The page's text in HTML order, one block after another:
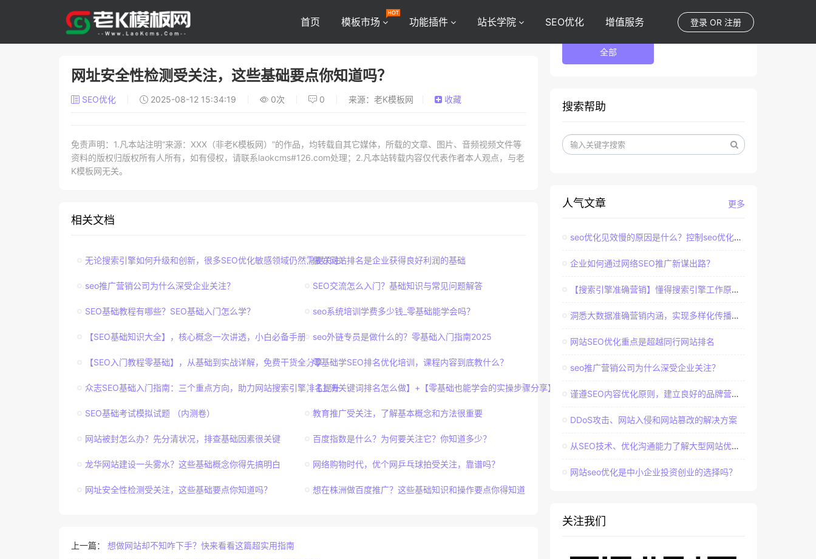
登录 OR 注册
首页 模板市场 功能插件 站长学院 SEO优化 增值服务
网址安全性检测受关注，这些基础要点你知道吗？
SEO优化 2025-08-12 15:34:19 0次 0 来源：老K模板网 收藏
免责声明：1.凡本站注明“来源：XXX（非老K模板网）”的作品，均转载自其它媒体，所载的文章、图片、音频视频文件等
资料的版权归版权所有人所有，如有侵权，请联系laokcms#126.com处理；2.凡本站转载内容仅代表作者本人观点，与老
K模板网无关。
相关文档
无论搜索引擎如何升级和创新，很多SEO优化敏感领域仍然需要关注！做好网站排名是企业获得良好利润的基础
seo推广营销公司为什么深受企业关注？ SEO交流怎么入门？基础知识与常见问题解答
SEO基础教程有哪些？SEO基础入门怎么学？ seo系统培训学费多少钱_零基础能学会吗？
【SEO基础知识大全】，核心概念一次讲透，小白必备手册 seo外链专员是做什么的？零基础入门指南2025
【SEO入门教程零基础】，从基础到实战详解，免费干货全分享零基础学SEO排名优化培训，课程内容到底教什么？
众志SEO基础入门指南：三个重点方向，助力网站搜索引擎排名提升【上海关键词排名怎么做】+【零基础也能学会的实操步骤分享】
SEO基础考试模拟试题 （内测卷） 教育推广受关注，了解基本概念和方法很重要
网站被封怎么办？先分清状况，排查基础因素很关键 百度指数是什么？为何要关注它？你知道多少？
龙华网站建设一头雾水？这些基础概念你得先搞明白 网络购物时代，优个网乒乓球拍受关注，靠谱吗？
网址安全性检测受关注，这些基础要点你知道吗？ 想在株洲做百度推广？这些基础知识和操作要点你得知道
上一篇： 想做网站却不知咋下手？快来看看这篇超实用指南
全部
搜索帮助
更多
人气文章
seo优化见效慢的原因是什么？控制seo优化效果的直接因素
企业如何通过网络SEO推广新谋出路？
【搜索引擎准确营销】懂得搜索引擎工作原理，建立准确客户群体
洞悉大数据准确营销内涵，实现多样化传播效果
网站SEO优化重点是超越同行网站排名
seo推广营销公司为什么深受企业关注？
谨遵SEO内容优化原则，建立良好的品牌营销口碑
DDoS攻击、网站入侵和网站篡改的解决方案
从SEO技术、优化沟通能力了解大型网站优化经验
网站seo优化是中小企业投资创业的选择吗？
关注我们